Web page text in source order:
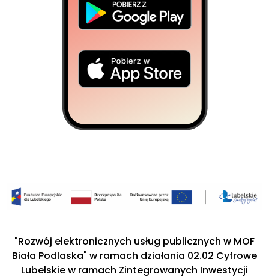
"Rozwój elektronicznych usług publicznych w MOF
Biała Podlaska" w ramach działania 02.02 Cyfrowe
Lubelskie w ramach Zintegrowanych Inwestycji